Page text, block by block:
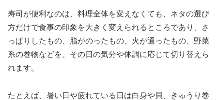
寿司が便利なのは、料理全体を変えなくても、ネタの選び
方だけで食事の印象を大きく変えられるところであり、さ
っぱりしたもの、脂がのったもの、火が通ったもの、野菜
系の巻物などを、その日の気分や体調に応じて切り替えら
れます。
たとえば、暑い日や疲れている日は白身や貝、きゅうり巻